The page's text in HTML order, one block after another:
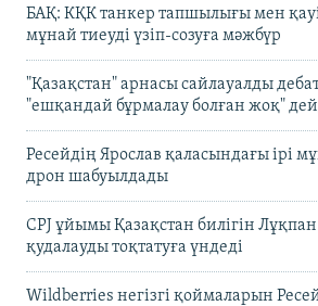
БАҚ: КҚК танкер тапшылығы мен
мұнай тиеуді үзіп-созуға мәжбүр
"Қазақстан" арнасы сайлауалды
"ешқандай бұрмалау болған жоқ"
Ресейдің Ярослав қаласындағы ірі
дрон шабуылдады
CPJ ұйымы Қазақстан билігін
қудалауды тоқтатуға үндеді
Wildberries негізгі қоймаларын